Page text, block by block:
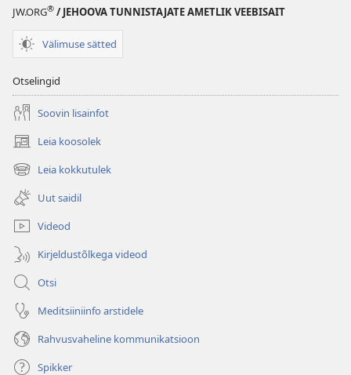
JW.ORG® / JEHOOVA TUNNISTAJATE AMETLIK VEEBISAIT
Välimuse sätted
Otselingid
Soovin lisainfot
Leia koosolek
(avab
uue
akna)
Leia kokkutulek
(avab
uue
akna)
Uut saidil
Videod
Kirjeldustõlkega videod
Otsi
Meditsiiniinfo arstidele
Rahvusvaheline kommunikatsioon
Spikker